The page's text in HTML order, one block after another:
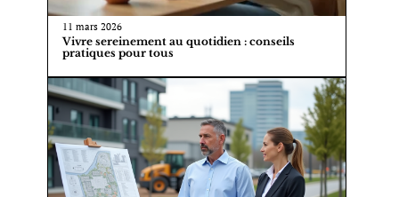
11 mars 2026
Vivre sereinement au quotidien : conseils
pratiques pour tous